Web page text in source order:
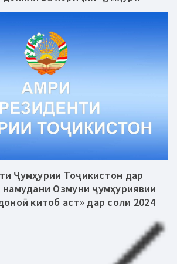
Ҷумҳурии Тоҷикистон дар
намудани Озмуни ҷумҳуриявии
китоб аст» дар соли 2024